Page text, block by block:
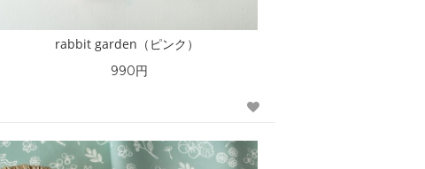
rabbit garden（ピンク）
990円